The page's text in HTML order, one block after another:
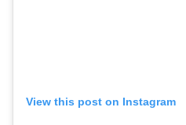
View this post on Instagram